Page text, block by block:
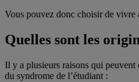
Vous pouvez donc choisir de
Quelles sont les
Il y a plusieurs raisons qui
du syndrome de l’étudiant :